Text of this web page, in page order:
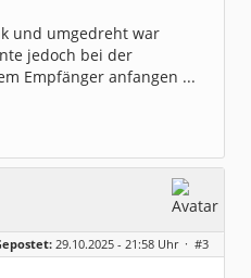
und umgedreht war
jedoch bei der
Empfänger anfangen ...
29.10.2025 - 21:58 Uhr · #3